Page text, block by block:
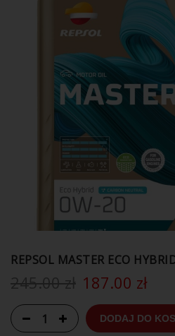
REPSOL MASTER ECO
245.00zł 187.00 zł
DODAJ DO